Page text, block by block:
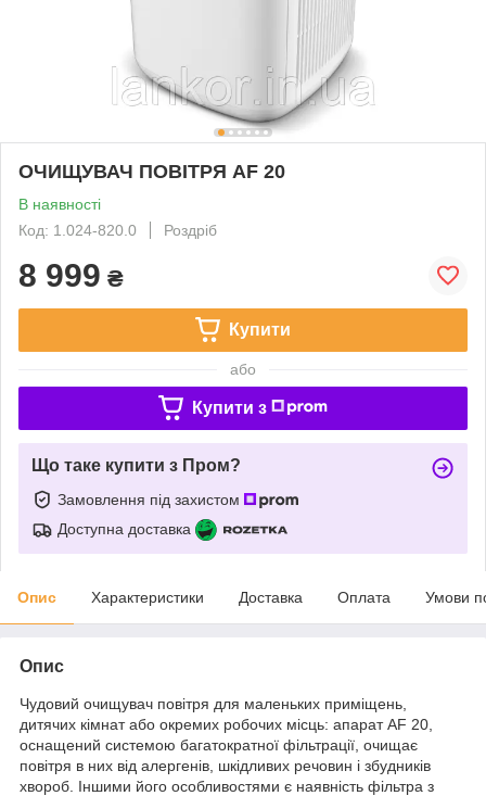
ОЧИЩУВАЧ ПОВІТРЯ AF 20
В наявності
Код: 1.024-820.0
Роздріб
8 999 ₴
Купити
або
Купити з
Що таке купити з Пром?
Замовлення під захистом
Доступна доставка
Опис Характеристики Доставка Оплата Умови
Опис
Чудовий очищувач повітря для маленьких приміщень,
дитячих кімнат або окремих робочих місць: апарат AF 20,
оснащений системою багатократної фільтрації, очищає
повітря в них від алергенів, шкідливих речовин і збудників
хвороб. Іншими його особливостями є наявність фільтра з